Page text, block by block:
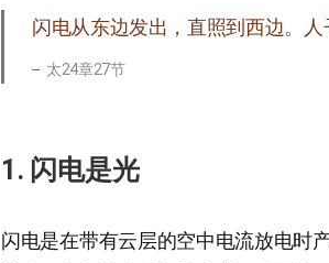
闪电从东边发出，直照到西边。人
太24章27节
1. 闪电是光
闪电是在带有云层的空中电流放电时